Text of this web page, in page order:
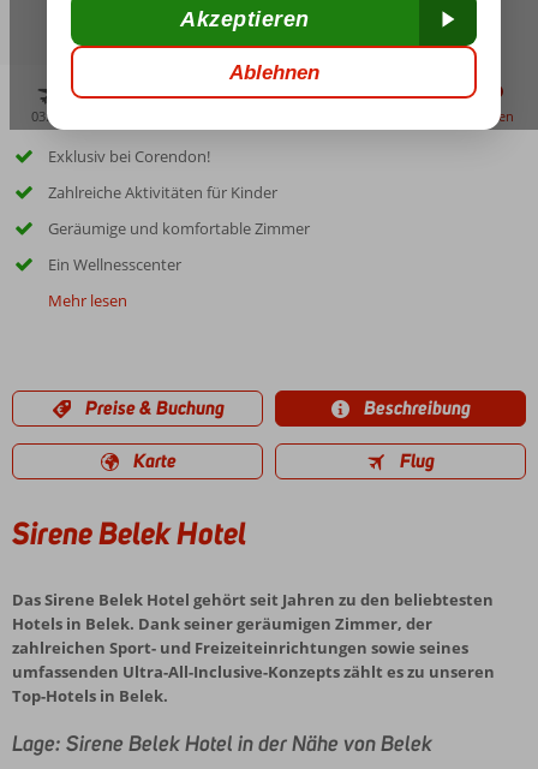
03:45 merken
Exklusiv bei Corendon!
Zahlreiche Aktivitäten für Kinder
Geräumige und komfortable Zimmer
Ein Wellnesscenter
Mehr lesen
Preise & Buchung Beschreibung
Karte Flug
Sirene Belek Hotel
Das Sirene Belek Hotel gehört seit Jahren zu den beliebtesten
Hotels in Belek. Dank seiner geräumigen Zimmer, der
zahlreichen Sport- und Freizeiteinrichtungen sowie seines
umfassenden Ultra-All-Inclusive-Konzepts zählt es zu unseren
Top-Hotels in Belek.
Lage: Sirene Belek Hotel in der Nähe von Belek